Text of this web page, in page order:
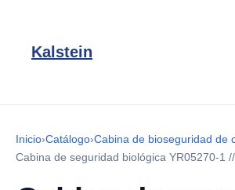
Kalstein
Inicio›Catálogo›Cabina de bioseguridad de
Cabina de seguridad biológica YR05270-1